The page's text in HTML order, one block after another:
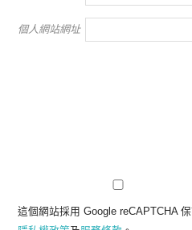
個人網站網址
這個網站採用 Google reCAPTCHA